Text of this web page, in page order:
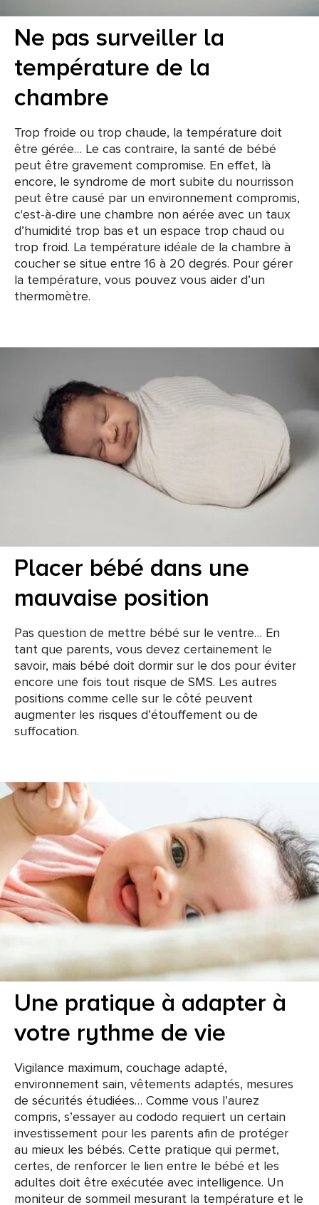
Ne pas surveiller la
température de la
chambre
Trop froide ou trop chaude, la température doit
être gérée… Le cas contraire, la santé de bébé
peut être gravement compromise. En effet, là
encore, le syndrome de mort subite du nourrisson
peut être causé par un environnement compromis,
c'est-à-dire une chambre non aérée avec un taux
d’humidité trop bas et un espace trop chaud ou
trop froid. La température idéale de la chambre à
coucher se situe entre 16 à 20 degrés. Pour gérer
la température, vous pouvez vous aider d’un
thermomètre.
Placer bébé dans une
mauvaise position
Pas question de mettre bébé sur le ventre… En
tant que parents, vous devez certainement le
savoir, mais bébé doit dormir sur le dos pour éviter
encore une fois tout risque de SMS. Les autres
positions comme celle sur le côté peuvent
augmenter les risques d’étouffement ou de
suffocation.
Une pratique à adapter à
votre rythme de vie
Vigilance maximum, couchage adapté,
environnement sain, vêtements adaptés, mesures
de sécurités étudiées… Comme vous l’aurez
compris, s’essayer au cododo requiert un certain
investissement pour les parents afin de protéger
au mieux les bébés. Cette pratique qui permet,
certes, de renforcer le lien entre le bébé et les
adultes doit être exécutée avec intelligence. Un
moniteur de sommeil mesurant la température et le